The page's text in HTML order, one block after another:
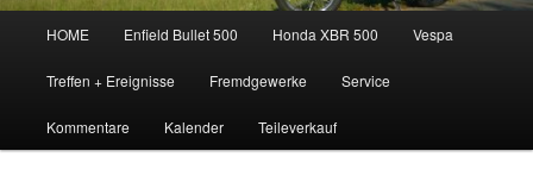
HOME Enfield Bullet 500 Honda XBR 500 Vespa
Treffen + Ereignisse Fremdgewerke Service
Kommentare Kalender Teileverkauf